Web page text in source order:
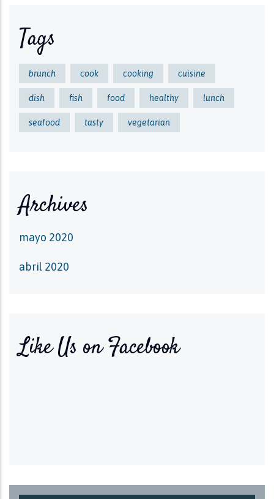
Tags
brunch cook cooking cuisine
dish fish food healthy lunch
seafood tasty vegetarian
Archives
mayo 2020
abril 2020
Like Us on Facebook